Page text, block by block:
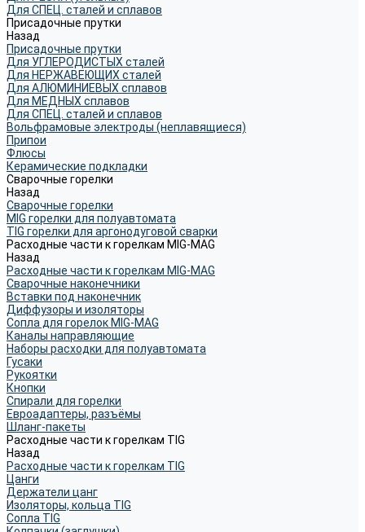
Для СПЕЦ. сталей и сплавов
Присадочные прутки
Назад
Присадочные прутки
Для УГЛЕРОДИСТЫХ сталей
Для НЕРЖАВЕЮЩИХ сталей
Для АЛЮМИНИЕВЫХ сплавов
Для МЕДНЫХ сплавов
Для СПЕЦ. сталей и сплавов
Вольфрамовые электроды (неплавящиеся)
Припои
Флюсы
Керамические подкладки
Сварочные горелки
Назад
Сварочные горелки
MIG горелки для полуавтомата
TIG горелки для аргонодуговой сварки
Расходные части к горелкам MIG-MAG
Назад
Расходные части к горелкам MIG-MAG
Сварочные наконечники
Вставки под наконечник
Диффузоры и изоляторы
Сопла для горелок MIG-MAG
Каналы направляющие
Наборы расходки для полуавтомата
Гусаки
Рукоятки
Кнопки
Спирали для горелки
Евроадаптеры, разъёмы
Шланг-пакеты
Расходные части к горелкам TIG
Назад
Расходные части к горелкам TIG
Цанги
Держатели цанг
Изоляторы, кольца TIG
Сопла TIG